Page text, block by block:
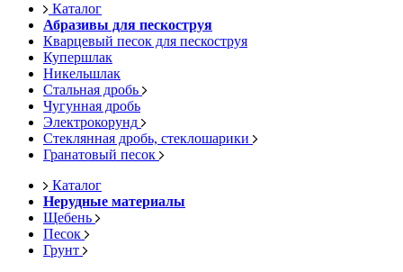
Каталог
Абразивы для пескоструя
Кварцевый песок для пескоструя
Купершлак
Никельшлак
Стальная дробь
Чугунная дробь
Электрокорунд
Стеклянная дробь, стеклошарики
Гранатовый песок
Каталог
Нерудные материалы
Щебень
Песок
Грунт